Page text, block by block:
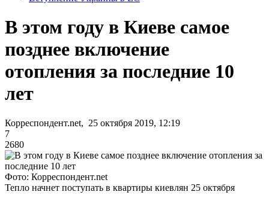
В этом году в Киеве самое
позднее включение
отопления за последние 10
лет
Корреспондент.net, 25 октября 2019, 12:19
7
2680
Фото: Корреспондент.net
Тепло начнет поступать в квартиры киевлян 25 октября